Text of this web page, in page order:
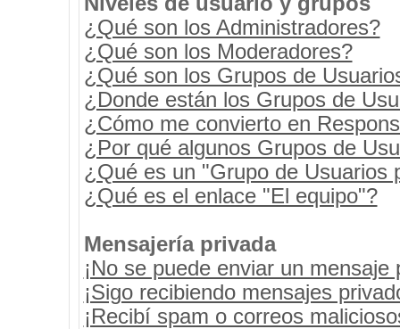
¿Qué son los Administradores?
¿Qué son los Moderadores?
¿Qué son los Grupos de
¿Donde están los Grupos de
¿Cómo me convierto en
¿Por qué algunos Grupos de
¿Qué es un "Grupo de Usuarios
¿Qué es el enlace "El equipo"?
Mensajería privada
¡No se puede enviar un mensaje
¡Sigo recibiendo mensajes
¡Recibí spam o correos